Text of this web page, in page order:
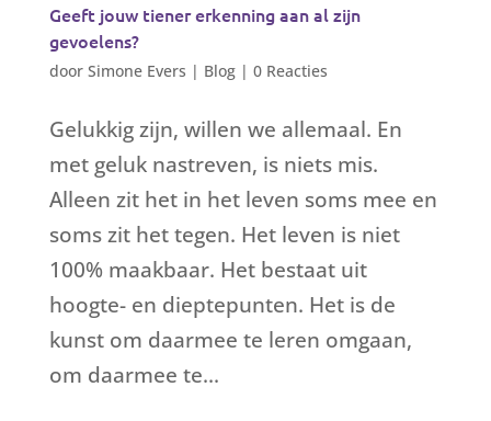
Geeft jouw tiener erkenning aan al zijn
gevoelens?
door Simone Evers | Blog| 0 Reacties
Gelukkig zijn, willen we allemaal. En
met geluk nastreven, is niets mis.
Alleen zit het in het leven soms mee en
soms zit het tegen. Het leven is niet
100% maakbaar. Het bestaat uit
hoogte- en dieptepunten. Het is de
kunst om daarmee te leren omgaan,
om daarmee te...